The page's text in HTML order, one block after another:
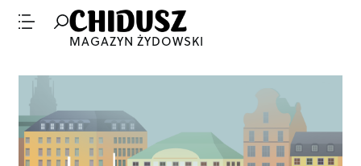
MAGAZYN ŻYDOWSKI